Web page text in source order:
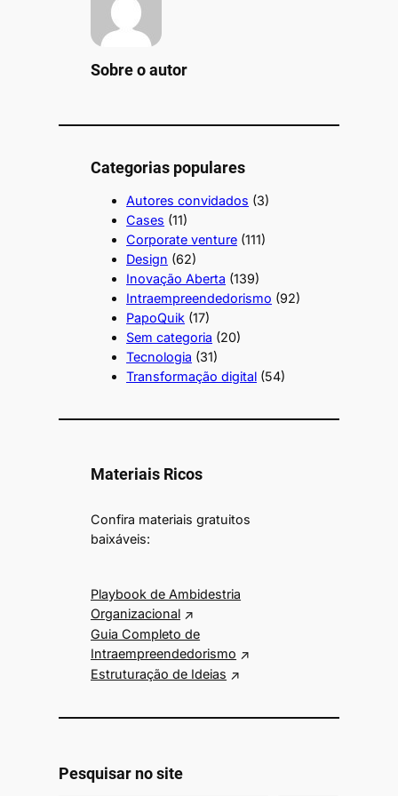
Sobre o autor
Categorias populares
Autores convidados (3)
Cases (11)
Corporate venture (111)
Design (62)
Inovação Aberta (139)
Intraempreendedorismo (92)
PapoQuik (17)
Sem categoria (20)
Tecnologia (31)
Transformação digital (54)
Materiais Ricos
Confira materiais gratuitos
baixáveis:
Playbook de Ambidestria
Organizacional
Guia Completo de
Intraempreendedorismo
Estruturação de Ideias
Pesquisar no site